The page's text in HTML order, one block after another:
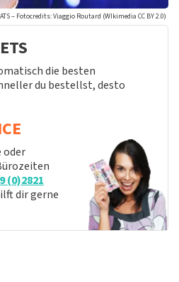
– Fotocredits: Viaggio Routard (WIkimedia CC BY 2.0)
die besten
du bestellst, desto
oder
(0)2821
dir gerne